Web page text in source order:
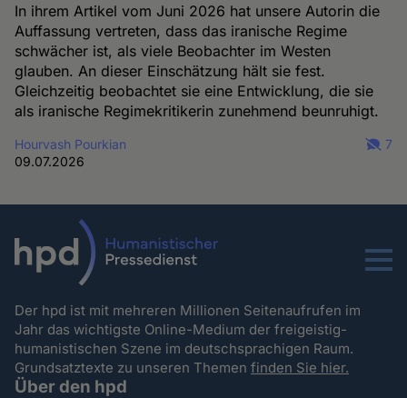
In ihrem Artikel vom Juni 2026 hat unsere Autorin die
Auffassung vertreten, dass das iranische Regime
schwächer ist, als viele Beobachter im Westen
glauben. An dieser Einschätzung hält sie fest.
Gleichzeitig beobachtet sie eine Entwicklung, die sie
als iranische Regimekritikerin zunehmend beunruhigt.
Hourvash Pourkian
09.07.2026
7
Menu
Der hpd ist mit mehreren Millionen Seitenaufrufen im
Jahr das wichtigste Online-Medium der freigeistig-
humanistischen Szene im deutschsprachigen Raum.
Grundsatztexte zu unseren Themenfinden Sie hier.
Über den hpd